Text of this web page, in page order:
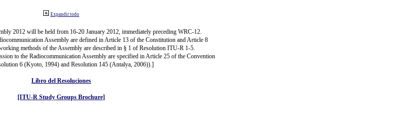
Expandir todo
2012 will be held from 16-20 January 2012, immediately preceding WRC-12.
Assembly are defined in Article 13 of the Constitution and Article 8
methods of the Assembly are described in § 1 of Resolution ITU-R 1-5.
to the Radiocommunication Assembly are specified in Article 25 of the Convention
6 (Kyoto, 1994) and Resolution 145 (Antalya, 2006)).]
Libro del Resoluciones
[ITU-R Study Groups Brochure]